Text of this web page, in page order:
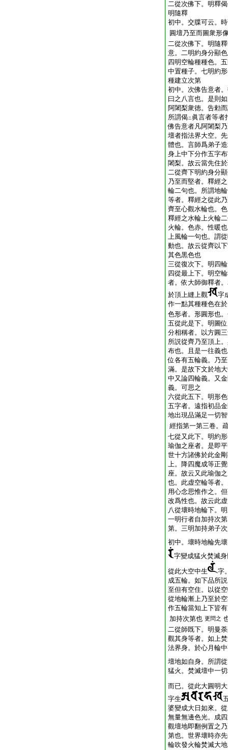
二從次佛下。明釋
明隨釋
初中。交牒可云。
圓壇乃至而圖衆形
二從次佛下。明隨
意。二明約身分顯
四明空輪種種色。
中置種子。七明約
種建立次第
初中。次佛告意者
曰之八言也。是則
阿闍梨衆徳。告勅
所謂偈ニ眞言者等者
佛告意者凡阿闍梨
壇者指法界大空。
體也。言師爲弟子
身上中下分作五字
闍梨。故云當先住
二從齊下明約身分
乃至而堅者。釋經
輪二句也。所謂地
等者。釋經之從此
齊至心觀水輪也。
釋經之水輪上火輪
火輪。色赤。性暖
上風輪一句也。謂
動也。故云從齊以
其色黒色也
三從復次下。明四
四從最上下。明空
者。依大師御釋者
於頂上縫上觀
字
作一點其種種色在
色形者。形圓形也
五從此是下。明圖
分相稱者。以方圓
所説從齊乃至頂上
布也。且是一往義
位各有五輪義。乃
滿。是故下文於地
中又論四輪義。又
義。可思之
六從此五下。明形
五字者。遠指初品
地出現品滿足一切
經指第一第三卷。
七從又此下。明約
瑜伽之座者。是即
世十方諸佛於此金
上。降四魔成等正
座。故云又此瑜伽
也。此虚空輪等者
用心念思惟作之。
改爲性也。故云此
八從壞時地輪下。
一明行者自加持次
第。三明加持弟子
初中。壞時地輪先
字變成猛火焚滅
從此大空中生
字
成五輪。如下品所
至但有空住。以從
從地輪漸上乃至於
作五輪當知上下皆
加持次第也 更問之
二從師既下。明曼
觀其身等者。如上
法界身。於心月輪
壇地如自身。所謂
猛火。焚滅壇中一
而已。從此大圓明
字生
婆變成大日如來。
無量無邊色光。成
觀壇地即翻例置之
第也。世界壞時亦
輪吹發火輪焚滅大